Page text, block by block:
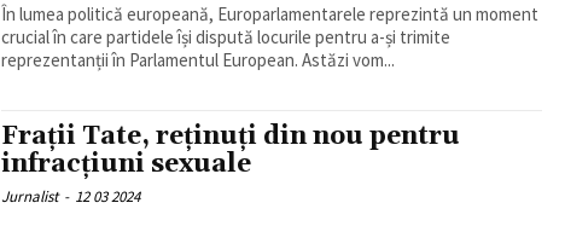
În lumea politică europeană, Europarlamentarele reprezintă un moment
crucial în care partidele își dispută locurile pentru a-și trimite
reprezentanții în Parlamentul European. Astăzi vom...
Frații Tate, reținuți din nou pentru
infracțiuni sexuale
Jurnalist - 12 03 2024